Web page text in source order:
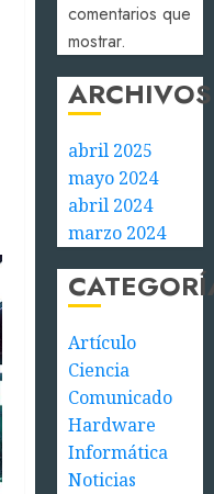
comentarios que
mostrar.
ARCHIVOS
abril 2025
mayo 2024
abril 2024
marzo 2024
Artículo
Ciencia
Comunicado
Hardware
Informática
Noticias